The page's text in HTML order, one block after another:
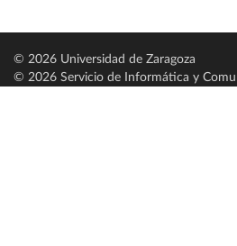
© 2026 Universidad de Zaragoza
© 2026 Servicio de Informática y